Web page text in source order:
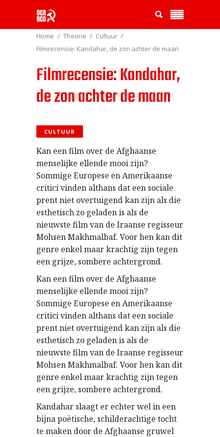
Home Theorie
Cultuur
Filmrecensie: Kandahar, de zon achter de maan
Filmrecensie: Kandahar,
de zon achter de maan
CULTUUR
Kan een film over de Afghaanse
menselijke ellende mooi zijn?
Sommige Europese en Amerikaanse
critici vinden althans dat een sociale
prent niet overtuigend kan zijn als die
esthetisch zo geladen is als de
nieuwste film van de Iraanse regisseur
Mohsen Makhmalbaf. Voor hen kan dit
genre enkel maar krachtig zijn tegen
een grijze, sombere achtergrond.
Kan een film over de Afghaanse
menselijke ellende mooi zijn?
Sommige Europese en Amerikaanse
critici vinden althans dat een sociale
prent niet overtuigend kan zijn als die
esthetisch zo geladen is als de
nieuwste film van de Iraanse regisseur
Mohsen Makhmalbaf. Voor hen kan dit
genre enkel maar krachtig zijn tegen
een grijze, sombere achtergrond.
Kandahar slaagt er echter wel in een
bijna poëtische, schilderachtige tocht
te maken door de Afghaanse gruwel